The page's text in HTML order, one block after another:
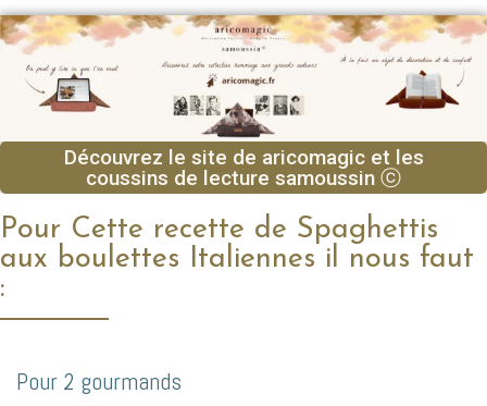
Découvrez le site de aricomagic et les
coussins de lecture samoussin ⓒ
Pour Cette recette de Spaghettis
aux boulettes Italiennes il nous faut
:
Pour 2 gourmands